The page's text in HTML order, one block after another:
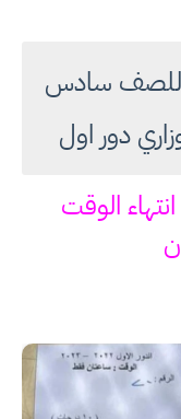
للصف سادس
الوقت